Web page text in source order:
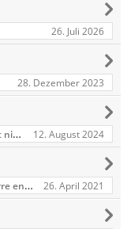
26. Juli 2026
28. Dezember 2023
iPhone 12 Pro Max - Autokorrektur lernt nicht? (neuste iOS Version) 12. August 2024
Samsung Galaxy S20 FE - Bildschirmsperre entfernen OHNE VOLUME RESET 26. April 2021